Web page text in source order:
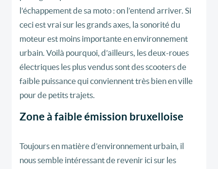
l’échappement de sa moto : on l’entend arriver. Si
ceci est vrai sur les grands axes, la sonorité du
moteur est moins importante en environnement
urbain. Voilà pourquoi, d’ailleurs, les deux-roues
électriques les plus vendus sont des scooters de
faible puissance qui conviennent très bien en ville
pour de petits trajets.
Zone à faible émission bruxelloise
Toujours en matière d’environnement urbain, il
nous semble intéressant de revenir ici sur les